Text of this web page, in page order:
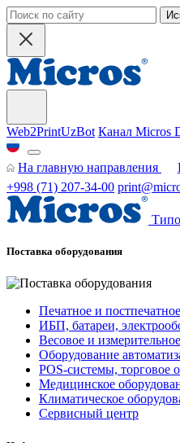
Web2PrintUzBot Канал Micros
На главную направления
+998 (71) 207-34-00
Поставка оборудования
Печатное и
ИБП, батареи,
Весовое и
Оборудование
POS-системы, торговое
Медицинское
Климатическое
Сервисный центр